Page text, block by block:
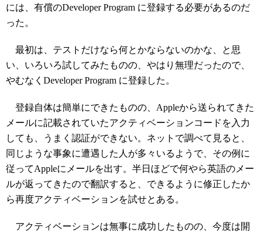
には、有償のDeveloper Program に登録する必要があるのだ
った。
最初は、テストだけなら何とかならないのかな、と思
い、いろいろ試してみたものの、やはり無理だったので、
やむなくDeveloper Program に登録した。
登録自体は簡単にできたものの、Appleから送られてきた
メールに記載されていたアクティベーションコードを入力
しても、うまく認証ができない。ネットで調べて見ると、
同じような事象に遭遇した人が多々いるようで、その例に
従ってAppleにメールを出す。半日ほどで何やら英語のメー
ルが返ってきたので翻訳すると、できるように修正したか
ら再度アクティベーションを試せとある。
アクティベーションは無事に成功したものの、今度は開